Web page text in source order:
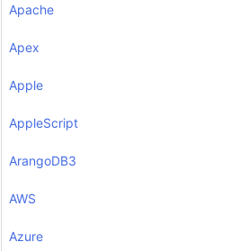
Apache
Apex
Apple
AppleScript
ArangoDB3
AWS
Azure